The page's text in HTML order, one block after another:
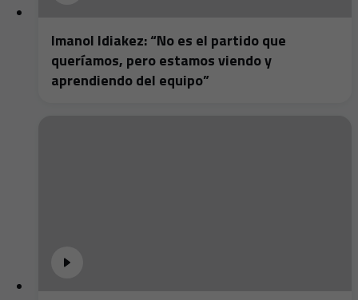
Imanol Idiakez: “No es el partido que
queríamos, pero estamos viendo y
aprendiendo del equipo”